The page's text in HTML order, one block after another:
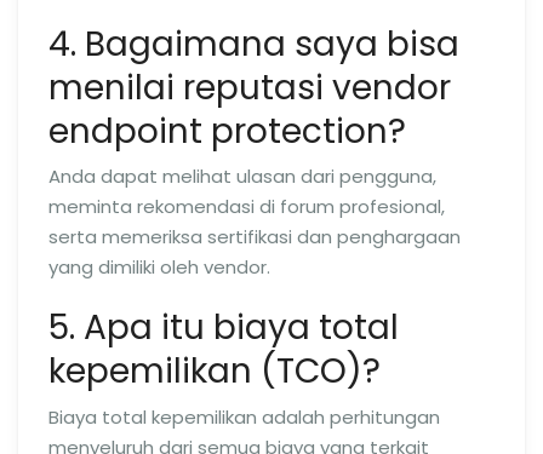
4. Bagaimana saya bisa
menilai reputasi vendor
endpoint protection?
Anda dapat melihat ulasan dari pengguna,
meminta rekomendasi di forum profesional,
serta memeriksa sertifikasi dan penghargaan
yang dimiliki oleh vendor.
5. Apa itu biaya total
kepemilikan (TCO)?
Biaya total kepemilikan adalah perhitungan
menyeluruh dari semua biaya yang terkait